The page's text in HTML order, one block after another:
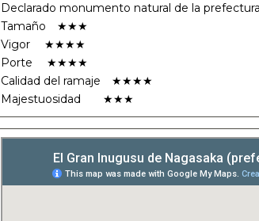
Declarado monumento natural de la
Tamaño ★★★
Vigor ★★★★
Porte ★★★★
Calidad del ramaje ★★★★
Majestuosidad ★★★